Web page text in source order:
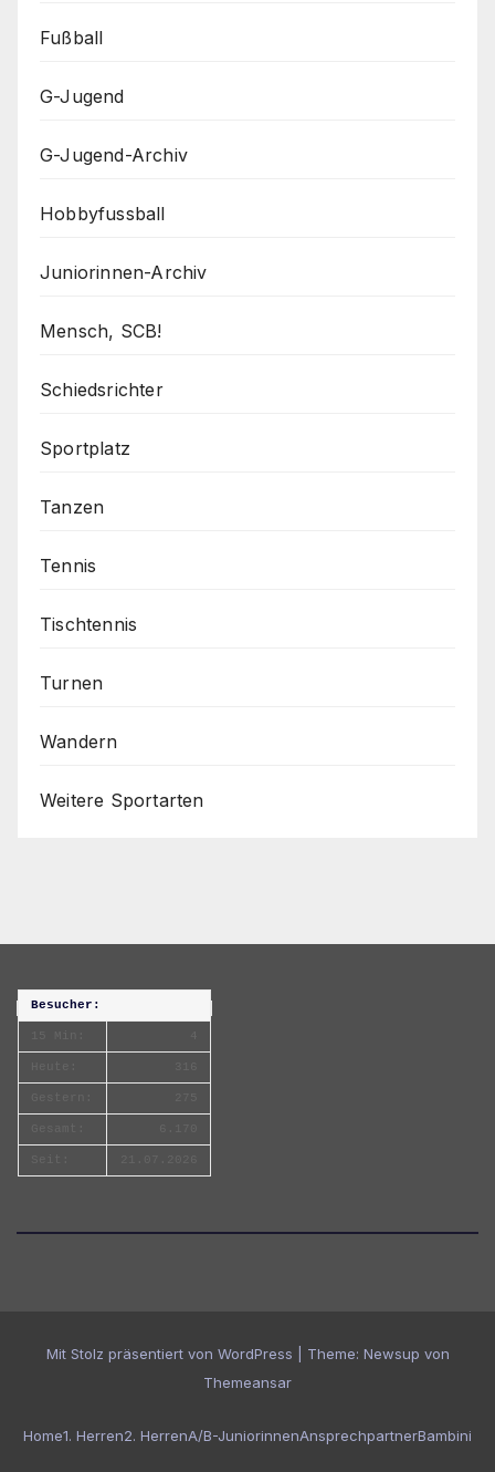
Fußball
G-Jugend
G-Jugend-Archiv
Hobbyfussball
Juniorinnen-Archiv
Mensch, SCB!
Schiedsrichter
Sportplatz
Tanzen
Tennis
Tischtennis
Turnen
Wandern
Weitere Sportarten
Besucher:
Mit Stolz präsentiert von WordPress Theme: Newsup von
Themeansar
Home1. Herren2. HerrenA/B-JuniorinnenAnsprechpartnerBambini